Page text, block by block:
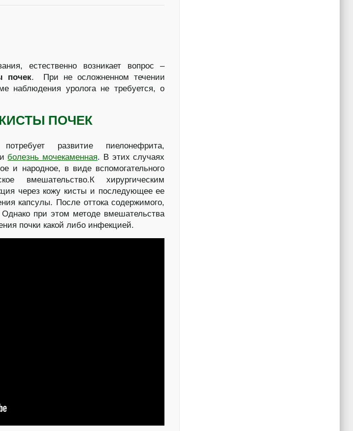
естественно возникает вопрос –
почек.
При не осложненном течении
наблюдения уролога не требуется, о
ПОЧЕК
развитие пиелонефрита,
болезнь мочекаменная. В этих случаях
и народное, в виде вспомогательного
вмешательство.К хирургическим
через кожу кисты и последующее ее
капсулы. После оттока содержимого,
Однако при этом методе вмешательства
почки какой либо инфекцией.